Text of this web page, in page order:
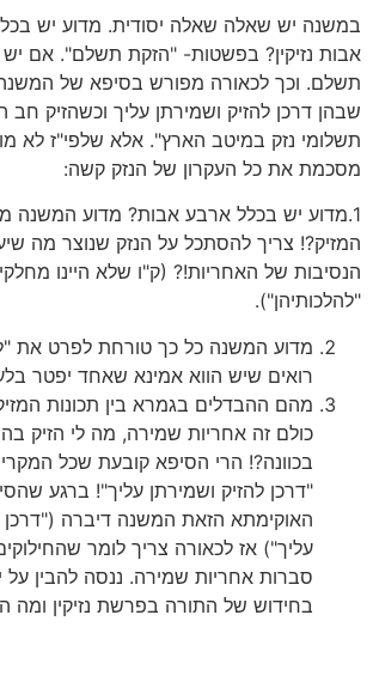
במשנה יש שאלה שאלה יסודית. מדוע יש
אבות נזיקין? בפשטות- "הזקת תשלם". אם
תשלם. וכך לכאורה מפורש בסיפא של
שבהן דרכן להזיק ושמירתן עליך וכשהזיק חב
תשלומי נזק במיטב הארץ". אלא שלפי"ז לא
מסכמת את כל העקרון של הנזק קשה:
1.מדוע יש בכלל ארבע אבות? מדוע המשנה
המזיק?! צריך להסתכל על הנזק שנוצר מה
הנסיבות של האחריות!? (ק"ו שלא היינו
"להלכותיהן").
מדוע המשנה כל כך טורחת לפרט את
רואים שיש הווא אמינא שאחד יפטר
מהם ההבדלים בגמרא בין תכונות
כולם זה אחריות שמירה, מה לי הזיק
בכוונה?! הרי הסיפא קובעת שכל
"דרכן להזיק ושמירתן עליך"! ברגע
האוקימתא הזאת המשנה דיברה ("דרכן
עליך") אז לכאורה צריך לומר
סברות אחריות שמירה. ננסה להבין על
בחידוש של התורה בפרשת נזיקין ומה